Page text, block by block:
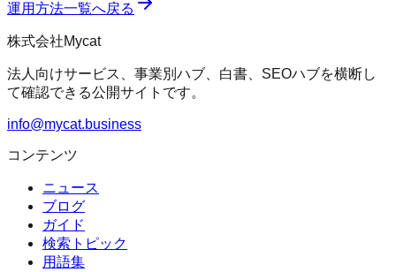
運用方法一覧へ戻る
株式会社Mycat
法人向けサービス、事業別ハブ、白書、SEOハブを横断し
て確認できる公開サイトです。
info@mycat.business
コンテンツ
ニュース
ブログ
ガイド
検索トピック
用語集